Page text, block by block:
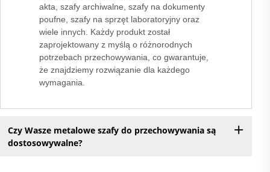
akta, szafy archiwalne, szafy na dokumenty
poufne, szafy na sprzęt laboratoryjny oraz
wiele innych. Każdy produkt został
zaprojektowany z myślą o różnorodnych
potrzebach przechowywania, co gwarantuje,
że znajdziemy rozwiązanie dla każdego
wymagania.
Czy Wasze metalowe szafy do przechowywania są
dostosowywalne?